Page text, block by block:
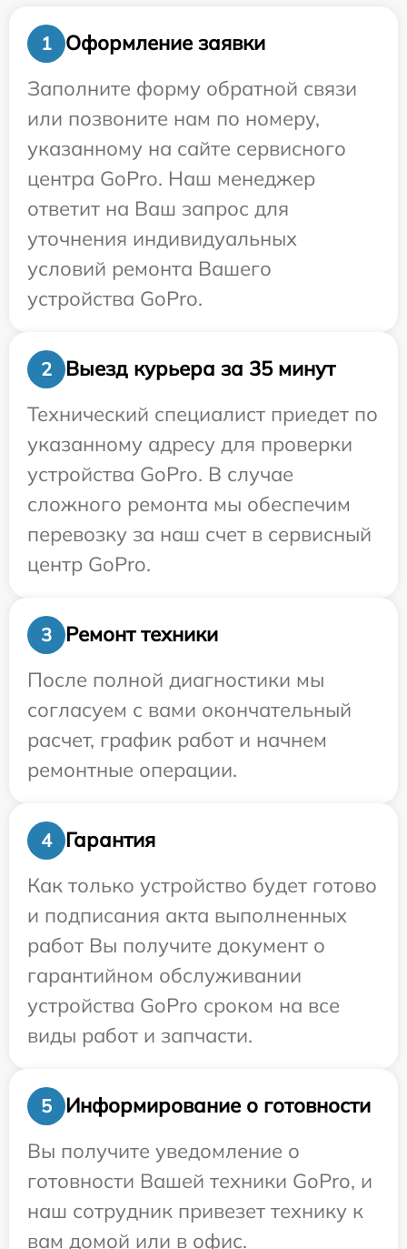
1
Оформление заявки
Заполните форму обратной связи
или позвоните нам по номеру,
указанному на сайте сервисного
центра GoPro. Наш менеджер
ответит на Ваш запрос для
уточнения индивидуальных
условий ремонта Вашего
устройства GoPro.
2
Выезд курьера за 35 минут
Технический специалист приедет по
указанному адресу для проверки
устройства GoPro. В случае
сложного ремонта мы обеспечим
перевозку за наш счет в сервисный
центр GoPro.
3
Ремонт техники
После полной диагностики мы
согласуем с вами окончательный
расчет, график работ и начнем
ремонтные операции.
4
Гарантия
Как только устройство будет готово
и подписания акта выполненных
работ Вы получите документ о
гарантийном обслуживании
устройства GoPro сроком на все
виды работ и запчасти.
5
Информирование о готовности
Вы получите уведомление о
готовности Вашей техники GoPro, и
наш сотрудник привезет технику к
вам домой или в офис.